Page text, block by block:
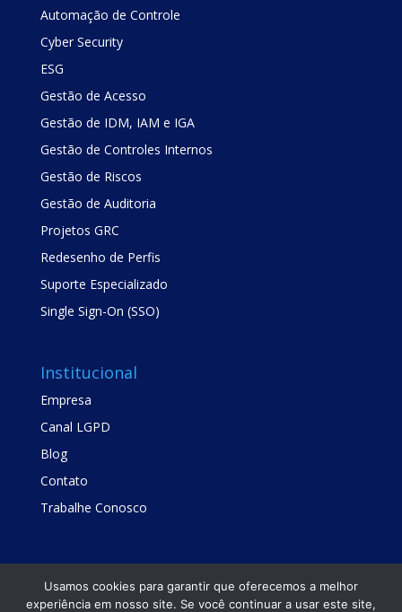
Automação de Controle
Cyber Security
ESG
Gestão de Acesso
Gestão de IDM, IAM e IGA
Gestão de Controles Internos
Gestão de Riscos
Gestão de Auditoria
Projetos GRC
Redesenho de Perfis
Suporte Especializado
Single Sign-On (SSO)
Institucional
Empresa
Canal LGPD
Blog
Contato
Trabalhe Conosco
Usamos cookies para garantir que oferecemos a melhor
experiência em nosso site. Se você continuar a usar este site,